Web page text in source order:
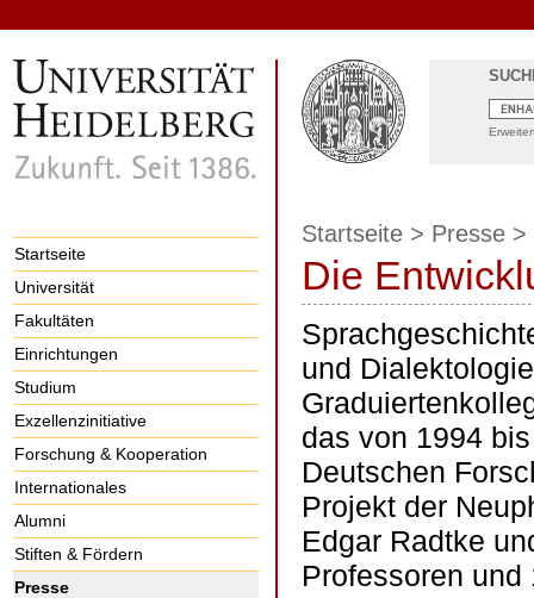
Startseite
Universität
Fakultäten
Einrichtungen
Studium
Exzellenzinitiative
Forschung & Kooperation
Internationales
Alumni
Stiften & Fördern
Presse
Startseite > Presse >
Die
und
das von 1994
Deutschen
Projekt der
Edgar Radtke
Professoren